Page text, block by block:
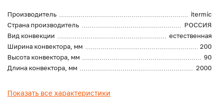
Производитель
itermic
Страна производитель
РОССИЯ
Вид конвекции
естественная
Ширина конвектора, мм
200
Высота конвектора, мм
90
Длина конвектора, мм
2000
Показать все характеристики